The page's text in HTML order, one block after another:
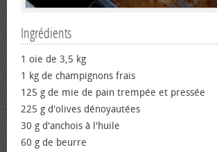
Ingrédients
1 oie de 3,5 kg
1 kg de champignons frais
125 g de mie de pain trempée et pressée
225 g d'olives dénoyautées
30 g d'anchois à l'huile
60 g de beurre